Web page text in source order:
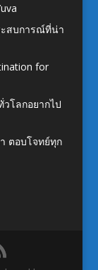
ะสบการณ์ที่น่า
for
โลกอยากไป
ตอบโจทย์ทุก